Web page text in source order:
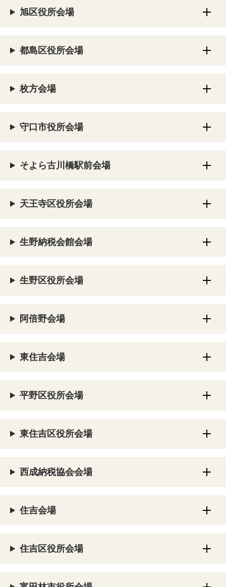
旭区役所会場
都島区役所会場
枚方会場
守口市役所会場
そよら古川橋駅前会場
天王寺区役所会場
生野納税会館会場
生野区役所会場
阿倍野会場
東住吉会場
平野区役所会場
東住吉区役所会場
西成納税協会会場
住吉会場
住吉区役所会場